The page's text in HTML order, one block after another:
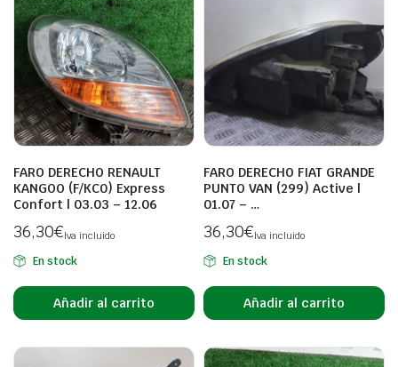
FARO DERECHO RENAULT
KANGOO (F/KC0) Express
Confort | 03.03 – 12.06
36,30€Iva incluido
En stock
Añadir al carrito
FARO DERECHO FIAT GRANDE
PUNTO VAN (299) Active |
01.07 – …
36,30€Iva incluido
En stock
Añadir al carrito